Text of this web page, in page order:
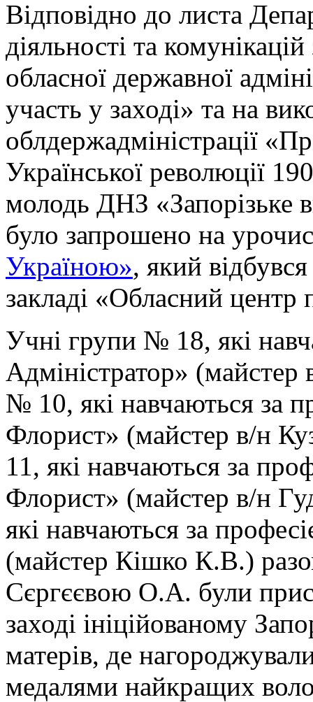
Відповідно до листа
діяльності та
обласної державної
участь у заході» та на
облдержадміністрації
Української революції
молодь ДНЗ «Запорізьке
було запрошено на
Україною», який
закладі «Обласний центр
Учні групи № 18, які
Адміністратор»
№ 10, які навчаються за
Флорист» (майстер в/н
11, які навчаються за
Флорист» (майстер в/н
які навчаються за
(майстер Кішко К.В.)
Сєргєєвою О.А. були
заході ініційованому
матерів, де
медалями найкращих